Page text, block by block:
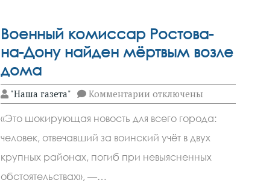
Военный комиссар Ростова-
на-Дону найден мёртвым возле
дома
"Наша газета" Комментарии к
записи
комиссар
Ростова-
на-
Дону
найден
отключены
«Это шокирующая новость для всего города:
человек, отвечавший за воинский учёт в двух
крупных районах, погиб при невыясненных
обстоятельствах», —…